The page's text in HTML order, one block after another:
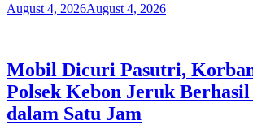
August 4, 2026August 4, 2026
Mobil Dicuri Pasutri,
Polsek Kebon Jeruk
dalam Satu Jam